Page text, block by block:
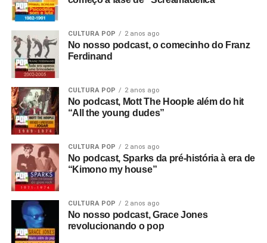
CULTURA POP 2 anos ago
No nosso podcast, o comecinho do Franz
Ferdinand
CULTURA POP 2 anos ago
No podcast, Mott The Hoople além do hit
“All the young dudes”
CULTURA POP 2 anos ago
No podcast, Sparks da pré-história à era de
“Kimono my house”
CULTURA POP 2 anos ago
No nosso podcast, Grace Jones
revolucionando o pop